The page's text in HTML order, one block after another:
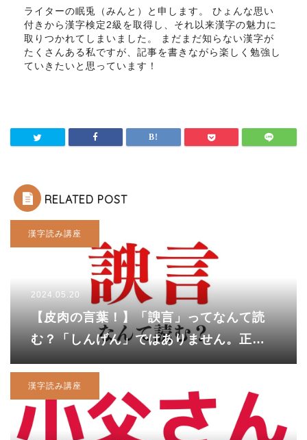
ライターの眠兎（みんと）と申します。 ひょんな思い
付きから漢字検定2級を取得し、それ以来漢字の魅力に
取りつかれてしまいました。 まだまだ知らない漢字が
たくさんある私ですが、記事を書きながら楽しく勉強し
ていきたいと思っています！
RELATED POST
漢字読み講座
2024.05.20
【皮肉の言葉！】「諛言」ってなんて読
む？「しんげん」ではありません。正解
は……
漢字読み講座